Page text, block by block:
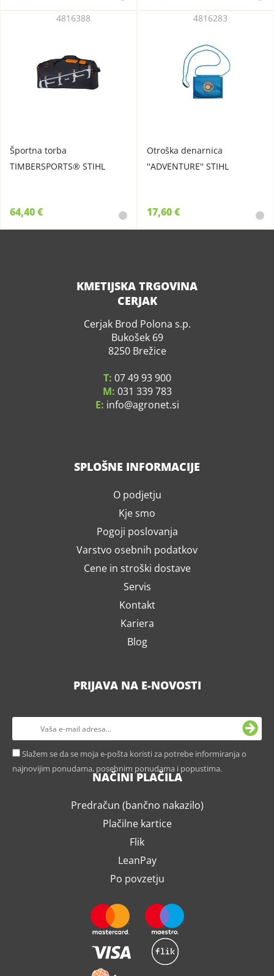
Športna torba
TIMBERSPORTS® STIHL
4816388
64,40 €
Otroška denarnica
''ADVENTURE'' STIHL
4816283
17,60 €
KMETIJSKA TRGOVINA
CERJAK
Cerjak Brod Polona s.p.
Bukošek 69
8250 Brežice
T: 07 49 93 900
M: 031 339 783
E: info agronet.si
SPLOŠNE INFORMACIJE
O podjetju
Kje smo
Pogoji poslovanja
Varstvo osebnih podatkov
Cene in stroški dostave
Servis
Kontakt
Kariera
Blog
PRIJAVA NA E-NOVOSTI
Slažem se da se moja e-pošta koristi za potrebe informiranja o
najnovijim ponudama, posebnim ponudama i popustima.
NAČINI PLAČILA
Predračun (bančno nakazilo)
Plačilne kartice
Flik
LeanPay
Po povzetju